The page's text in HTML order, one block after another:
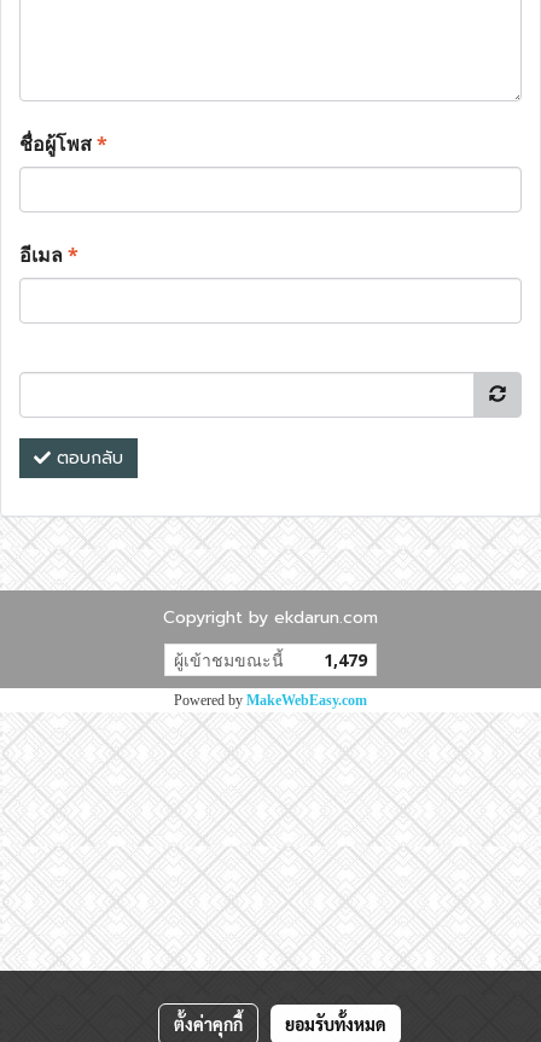
ชื่อผู้โพส*
อีเมล*
ตอบกลับ
Copyright by ekdarun.com
ผู้เข้าชมขณะนี้ 1,479
Powered by MakeWebEasy.com
ตั้งค่าคุกกี้ ยอมรับทั้งหมด